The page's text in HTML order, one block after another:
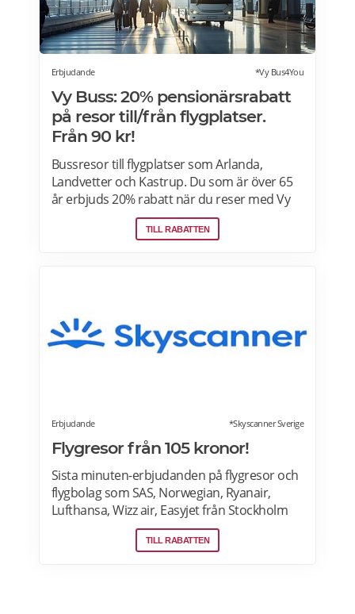
Erbjudande *Vy Bus4You
Vy Buss: 20% pensionärsrabatt
på resor till/från flygplatser.
Från 90 kr!
Bussresor till flygplatser som Arlanda,
Landvetter och Kastrup. Du som är över 65
år erbjuds 20% rabatt när du reser med Vy
Bus4You och Vy express. Välj kategori senior
i samband med biljettbokning och biljetten
pensionärsrabatter hos VY här.
TILL RABATTEN
Erbjudande *Skyscanner Sverige
Flygresor från 105 kronor!
Sista minuten-erbjudanden på flygresor och
flygbolag som SAS, Norwegian, Ryanair,
Lufthansa, Wizz air, Easyjet från Stockholm
Arlanda, Bromma och Skavsta flygplatser,
Göteborg Landvetter, Malmö, Köpenhamn
TILL RABATTEN